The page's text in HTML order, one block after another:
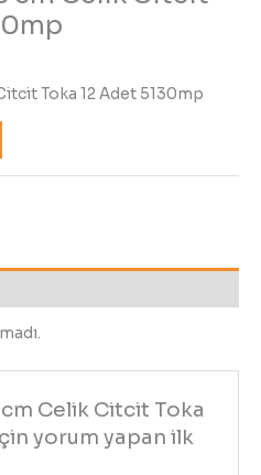
Toka 12 Adet 5130mp
Celik Citcit Toka
yorum yapan ilk